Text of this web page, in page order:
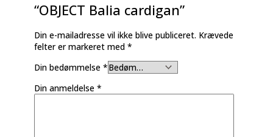
“OBJECT Balia cardigan”
Din e-mailadresse vil ikke blive publiceret. Krævede
felter er markeret med*
Din bedømmelse*
Din anmeldelse*